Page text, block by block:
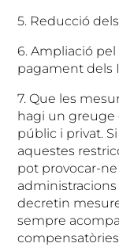
5. Reducció
6. Ampliació
pagament dels
7. Que les
hagi un greuge
públic i privat.
aquestes
pot provocar-
decretin
sempre
compensatòries